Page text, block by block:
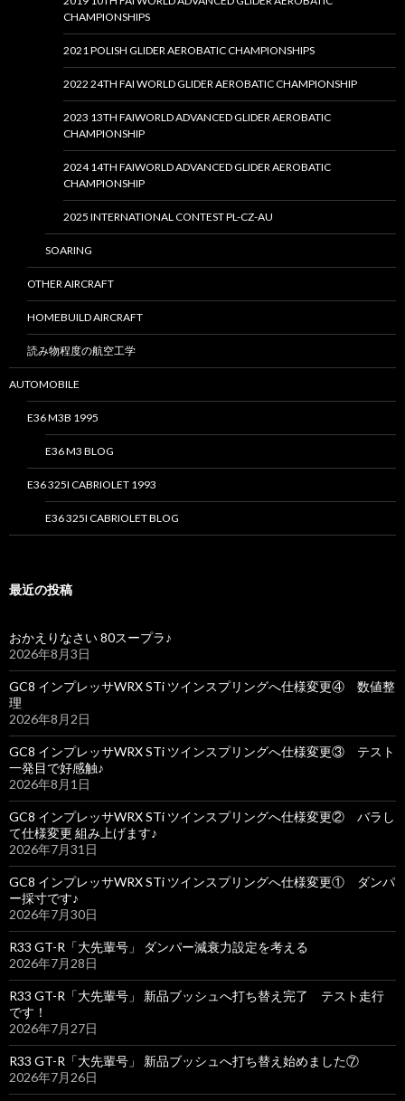
CHAMPIONSHIPS
2021 POLISH GLIDER AEROBATIC CHAMPIONSHIPS
2022 24TH FAI WORLD GLIDER AEROBATIC CHAMPIONSHIP
2023 13TH FAIWORLD ADVANCED GLIDER AEROBATIC
CHAMPIONSHIP
2024 14TH FAIWORLD ADVANCED GLIDER AEROBATIC
CHAMPIONSHIP
2025 INTERNATIONAL CONTEST PL-CZ-AU
SOARING
OTHER AIRCRAFT
HOMEBUILD AIRCRAFT
読み物程度の航空工学
AUTOMOBILE
E36 M3B 1995
E36 M3 BLOG
E36 325I CABRIOLET 1993
E36 325I CABRIOLET BLOG
最近の投稿
おかえりなさい 80スープラ♪
2026年8月3日
GC8 インプレッサWRX STi ツインスプリングへ仕様変更④ 数値整
理
2026年8月2日
GC8 インプレッサWRX STi ツインスプリングへ仕様変更③ テスト
一発目で好感触♪
2026年8月1日
GC8 インプレッサWRX STi ツインスプリングへ仕様変更② バラし
て仕様変更 組み上げます♪
2026年7月31日
GC8 インプレッサWRX STi ツインスプリングへ仕様変更① ダンパ
ー採寸です♪
2026年7月30日
R33 GT-R「大先輩号」 ダンパー減衰力設定を考える
2026年7月28日
R33 GT-R「大先輩号」 新品ブッシュへ打ち替え完了 テスト走行
です！
2026年7月27日
R33 GT-R「大先輩号」 新品ブッシュへ打ち替え始めました⑦
2026年7月26日